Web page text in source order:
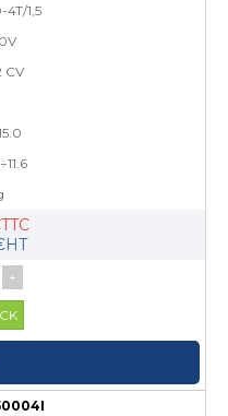
4T/1,5
CV
+